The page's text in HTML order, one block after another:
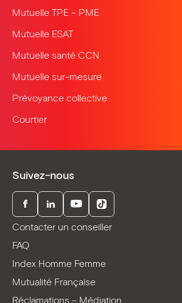
Mutuelle TPE – PME
Mutuelle ESAT
Mutuelle santé CCN
Mutuelle sur-mesure
Prévoyance collective
Courtier
Suivez-nous
FacebookLinkedInYoutubeTikTok
Contacter un conseiller
FAQ
Index Homme Femme
Mutualité Française
Réclamations – Médiation